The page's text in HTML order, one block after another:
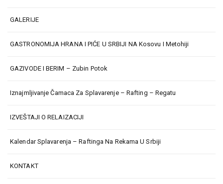
GALERIJE
GASTRONOMIJA HRANA I PIĆE U SRBIJI NA Kosovu I Metohiji
GAZIVODE I BERIM – Zubin Potok
Iznajmljivanje Čamaca Za Splavarenje – Rafting – Regatu
IZVEŠTAJI O RELAIZACIJI
Kalendar Splavarenja – Raftinga Na Rekama U Srbiji
KONTAKT